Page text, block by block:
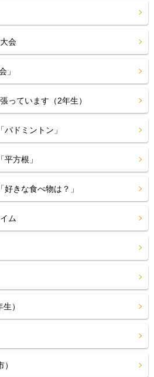
会
」
っています（2年生）
バドミントン」
平方根」
好きな食べ物は？」
ム
）